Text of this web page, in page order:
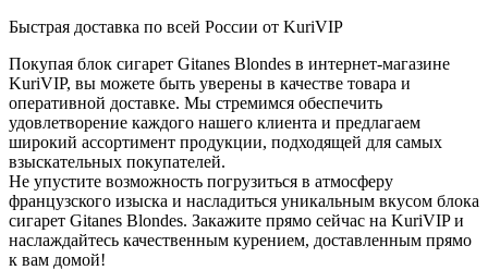
Быстрая доставка по всей России от KuriVIP
Покупая блок сигарет Gitanes Blondes в интернет-магазине
KuriVIP, вы можете быть уверены в качестве товара и
оперативной доставке. Мы стремимся обеспечить
удовлетворение каждого нашего клиента и предлагаем
широкий ассортимент продукции, подходящей для самых
взыскательных покупателей.
Не упустите возможность погрузиться в атмосферу
французского изыска и насладиться уникальным вкусом блока
сигарет Gitanes Blondes. Закажите прямо сейчас на KuriVIP и
наслаждайтесь качественным курением, доставленным прямо
к вам домой!